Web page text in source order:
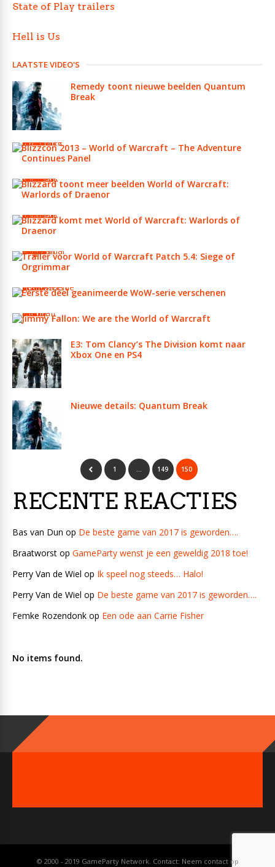
State of Play trailers
Hell is Us
LAATSTE VIDEO'S
Remedy toont nieuwe beelden Quantum
Break
Blizzcon 2013 – World of Warcraft – The Adventure
Continues Panel
Blizzard toont meer beelden World of Warcraft:
Warlords of Draenor
Blizzard komt met World of Warcraft: Warlords of
Draenor
Trailer voor World of Warcraft Patch 5.4: Siege of
Orgrimmar
Eerste deel geanimeerde WoW-serie verschenen
Jimmy Fallon: We are the World of Warcraft
E3: Tom Clancy’s The Division komt naar
Xbox One en PS4
Nieuwe details: Quantum Break
1 … 149 150
RECENTE REACTIES
Bas van Dun op De beste game van 2017 is geworden….
Braatworst op GameParty wenst je een geweldig 2018 toe!
Perry Van de Wiel op Ik speel nog steeds… Halo!
Perry Van de Wiel op De beste game van 2017 is geworden….
Femke Rozendonk op Een ode aan Carrie Fisher
No items found.
© 2000 - 2019 GameParty Network. Contact: Neem contact op